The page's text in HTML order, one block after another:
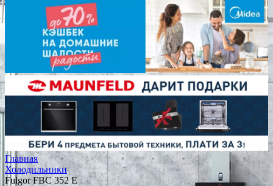
Главная
Холодильники
Fulgor FBC 352 E